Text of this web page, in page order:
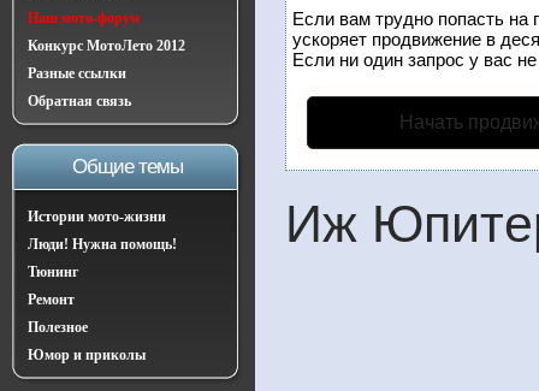
Наш мото-форум
Конкурс МотоЛето 2012
Разные ссылки
Обратная связь
Общие темы
Истории мото-жизни
Люди! Нужна помощь!
Тюнинг
Ремонт
Полезное
Юмор и приколы
Если вам трудно попасть на
ускоряет продвижение в
Если ни один запрос у вас
Начать
Иж